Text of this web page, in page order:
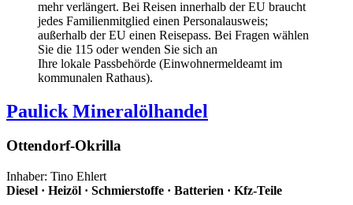
mehr verlängert. Bei Reisen innerhalb der EU braucht
jedes Familienmitglied einen Personalausweis;
außerhalb der EU einen Reisepass. Bei Fragen wählen
Sie die 115 oder wenden Sie sich an
Ihre lokale Passbehörde (Einwohnermeldeamt im
kommunalen Rathaus).
Paulick Mineralölhandel
Ottendorf-Okrilla
Inhaber: Tino Ehlert
Diesel · Heizöl · Schmierstoffe · Batterien · Kfz-Teile